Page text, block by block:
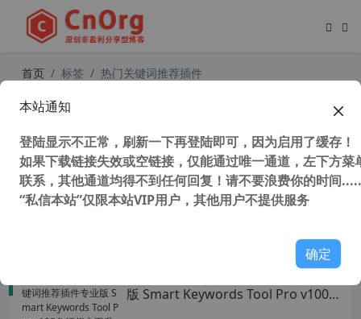
首页 标签 热门关键词推荐插件
外贸专用WP关键词查找插件WordPr
到 v1.1.1】
版 Smart Keywords Tool Pro v100
本站通知
登陆显示不正常，刷新一下再登陆即可，因为启用了缓存！
如果下载链接失效或空链接，仅能通过唯一通道，左下方菜
联系，其他通道均得不到任何回复！请不要浪费你的时间
“私信本站”仅限本站VIP用户，其他用户不提供服务
确定